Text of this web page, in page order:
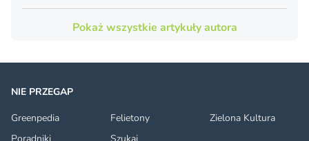
Pokaż wszystkie artykuły autora
NIE PRZEGAP
Greenpedia
Felietony
Zielona Kultura